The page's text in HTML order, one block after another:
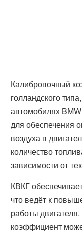
Калибровочный
голландского
автомобилях
для обеспечения
воздуха в
количество
зависимости от
КВКГ
что ведёт к
работы
коэффициент